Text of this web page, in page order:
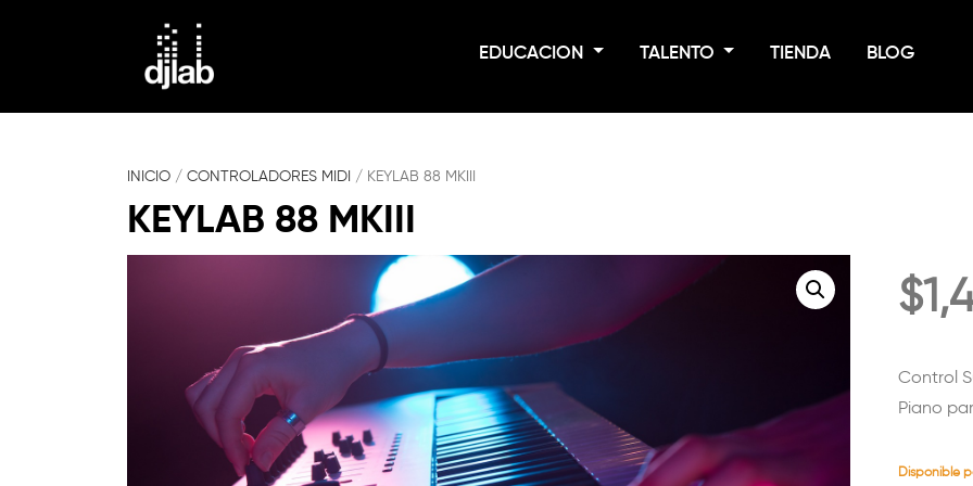
EDUCACION TALENTO TIENDA BLOG
INICIO / CONTROLADORES MIDI / KEYLAB 88 MKIII
KEYLAB 88 MKIII
$
Control
Piano
Disponible